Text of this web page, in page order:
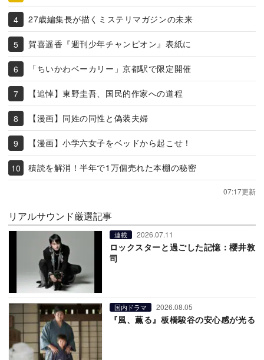
27歳編集長が描くミステリマガジンの未来
賀喜遥香『週刊少年チャンピオン』表紙に
「ちいかわベーカリー」京都駅で限定開催
【追悼】東野圭吾、国民的作家への道程
【漫画】同姓の同性と偽装夫婦
【漫画】小学六女子をベッドから起こせ！
積読を解消！半年で1万個売れた本棚の秘密
07:17更新
リアルサウンド厳選記事
連載 2026.07.11
ロックスターと過ごした記憶：櫻井敦
司
国内ドラマ 2026.08.05
『風、薫る』板橋駿谷の安心感が光る